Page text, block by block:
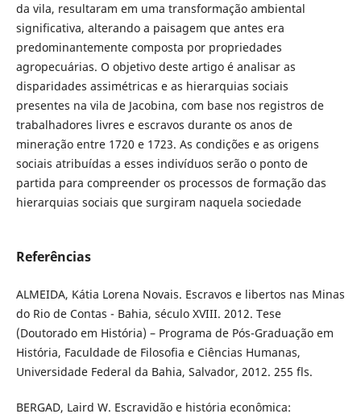
da vila, resultaram em uma transformação ambiental
significativa, alterando a paisagem que antes era
predominantemente composta por propriedades
agropecuárias. O objetivo deste artigo é analisar as
disparidades assimétricas e as hierarquias sociais
presentes na vila de Jacobina, com base nos registros de
trabalhadores livres e escravos durante os anos de
mineração entre 1720 e 1723. As condições e as origens
sociais atribuídas a esses indivíduos serão o ponto de
partida para compreender os processos de formação das
hierarquias sociais que surgiram naquela sociedade
Referências
ALMEIDA, Kátia Lorena Novais. Escravos e libertos nas Minas
do Rio de Contas - Bahia, século XVIII. 2012. Tese
(Doutorado em História) – Programa de Pós-Graduação em
História, Faculdade de Filosofia e Ciências Humanas,
Universidade Federal da Bahia, Salvador, 2012. 255 fls.
BERGAD, Laird W. Escravidão e história econômica: